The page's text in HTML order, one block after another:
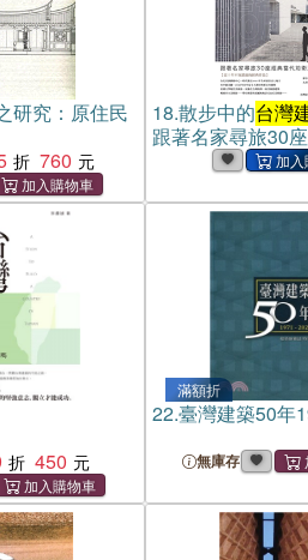
研究：原住民
760
18.散步中的台灣
跟著名家尋旅30
衛建築(電子書)
450
滿額折
22.臺灣建築50年
無庫存